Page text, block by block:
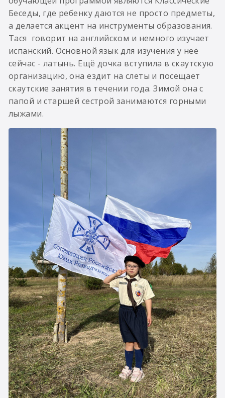
Беседы, где ребенку даются не просто предметы,
а делается акцент на инструменты образования.
Тася говорит на английском и немного изучает
испанский. Основной язык для изучения у неё
сейчас - латынь. Ещё дочка вступила в скаутскую
организацию, она ездит на слеты и посещает
скаутские занятия в течении года. Зимой она с
папой и старшей сестрой занимаются горными
лыжами.